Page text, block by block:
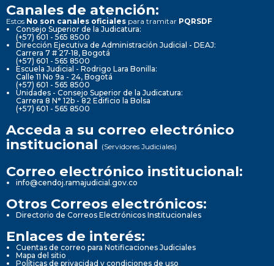
Canales de atención:
Estos No son canales oficiales para tramitar PQRSDF
Consejo Superior de la Judicatura:
(+57) 601 - 565 8500
Dirección Ejecutiva de Administración Judicial - DEAJ:
Carrera 7 # 27-18, Bogotá
(+57) 601 - 565 8500
Escuela Judicial - Rodrigo Lara Bonilla:
Calle 11 No 9a - 24, Bogotá
(+57) 601 - 565 8500
Unidades - Consejo Superior de la Judicatura:
Carrera 8 N° 12b - 82 Edificio la Bolsa
(+57) 601 - 565 8500
Acceda a su correo electrónico
institucional (Servidores Judiciales)
Correo electrónico institucional:
info@cendoj.ramajudicial.gov.co
Otros Correos electrónicos:
Directorio de Correos Electrónicos Institucionales
Enlaces de interés:
Cuentas de correo para Notificaciones Judiciales
Mapa del sitio
Políticas de privacidad y condiciones de uso